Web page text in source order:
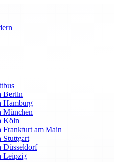
Berlin
Hamburg
München
Köln
Frankfurt am Main
Stuttgart
Düsseldorf
Leipzig